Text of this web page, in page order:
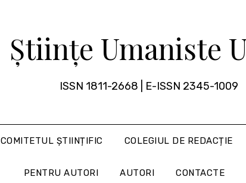
Științe Umaniste
ISSN 1811-2668 | E-ISSN 2345-1009
COMITETUL ȘTIINȚIFIC COLEGIUL DE REDACȚIE
PENTRU AUTORI AUTORI CONTACTE